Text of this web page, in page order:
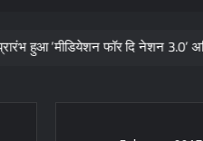
फॉर दि नेशन 3.0’ अभियान